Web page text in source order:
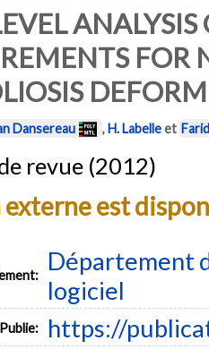
FOR
Dansereau ,H. Labelleet
revue (2012)
externe est
Département
logiciel
https://